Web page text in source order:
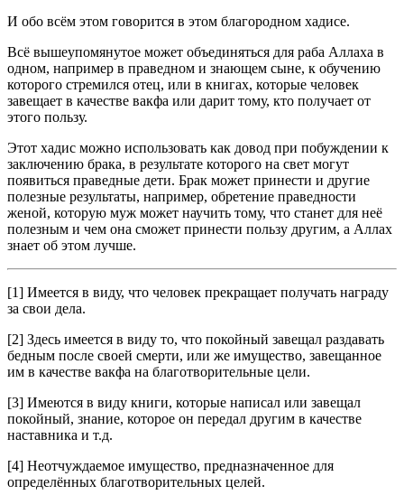
И обо всём этом говорится в этом благородном хадисе.
Всё вышеупомянутое может объединяться для раба Аллаха в
одном, например в праведном и знающем сыне, к обучению
кото­рого стремился отец, или в книгах, которые человек
завещает в ка­честве вакфа или дарит тому, кто получает от
этого пользу.
Этот хадис можно использовать как довод при побуждении к
заключению брака, в результате которого на свет могут
появиться праведные дети. Брак может принести и другие
полезные резуль­таты, например, обретение праведности
женой, которую муж мо­жет научить тому, что станет для неё
полезным и чем она сможет принести пользу другим, а Аллах
знает об этом лучше.
[1] Имеется в виду, что человек прекращает получать награду
за свои дела.
[2] Здесь имеется в виду то, что покойный завещал раздавать
бедным после своей смерти, или же имущество, завещанное
им в качестве вакфа на бла­готворительные цели.
[3] Имеются в виду книги, которые написал или завещал
покойный, знание, которое он передал другим в качестве
наставника и т.д.
[4] Неотчуждаемое имущество, предназначенное для
определённых благотворительных целей.